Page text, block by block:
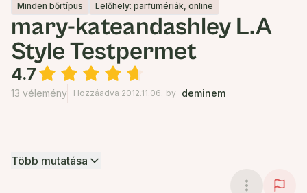
Minden bőrtípus
Lelőhely: parfümériák, online
mary-kateandashley L.A
Style Testpermet
4.7
13 vélemény Hozzáadva 2012.11.06. by deminem
Több mutatása